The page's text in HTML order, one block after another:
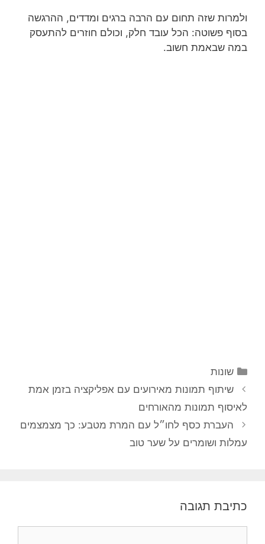
ולמרות שזה תחום עם הרבה ברגים ומדדים, ההרגשה
בסוף פשוטה: הכל עובד חלק, וכולם חוזרים להתעסק
במה שבאמת חשוב.
קטגוריות
שונות
ניווט
פוסטים
שיתוף תמונות מאירועים עם אפליקציה בזמן אמת
לאיסוף תמונות מהאורחים
העברת כסף לחו״ל עם המרת מטבע: כך מצמצמים
עמלות ושומרים על שער טוב
כתיבת תגובה